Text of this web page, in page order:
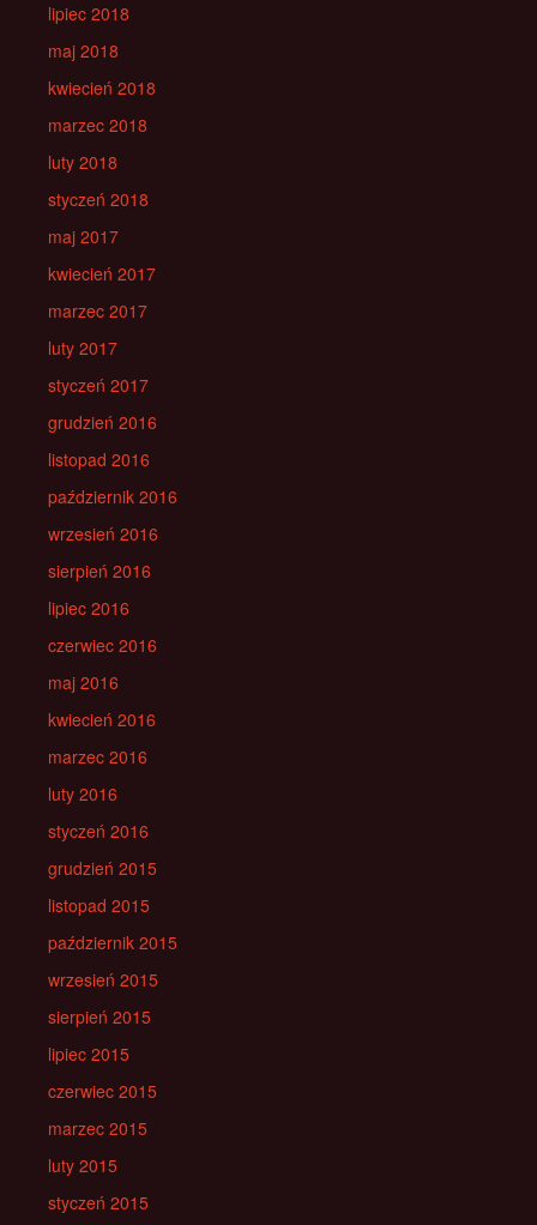
lipiec 2018
maj 2018
kwiecień 2018
marzec 2018
luty 2018
styczeń 2018
maj 2017
kwiecień 2017
marzec 2017
luty 2017
styczeń 2017
grudzień 2016
listopad 2016
październik 2016
wrzesień 2016
sierpień 2016
lipiec 2016
czerwiec 2016
maj 2016
kwiecień 2016
marzec 2016
luty 2016
styczeń 2016
grudzień 2015
listopad 2015
październik 2015
wrzesień 2015
sierpień 2015
lipiec 2015
czerwiec 2015
marzec 2015
luty 2015
styczeń 2015